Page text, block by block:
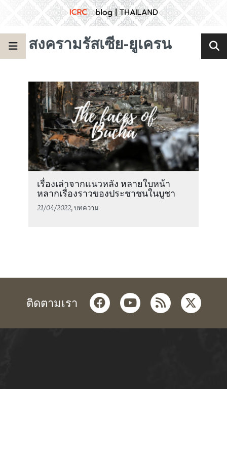
สงครามรัสเซีย-ยูเครน
เรื่องเล่าจากแนวหลัง หลายใบหน้า
หลากเรื่องราวของประชาชนในบูชา
21/04/2022, บทความ
ติดตามเรา facebookyoutube
rss twitter